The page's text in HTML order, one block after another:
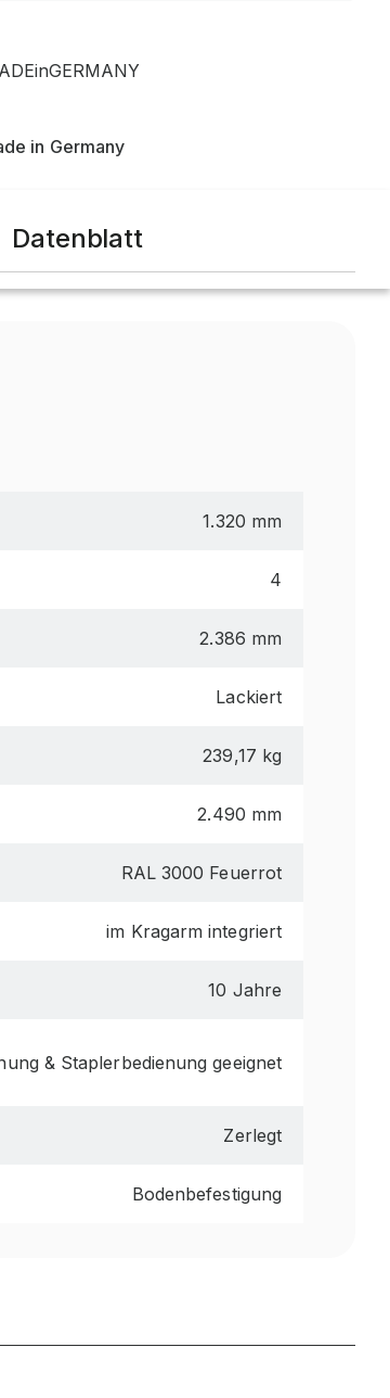
in Germany
Datenblatt
1.320 mm
4
2.386 mm
Lackiert
239,17 kg
2.490 mm
RAL 3000 Feuerrot
im Kragarm integriert
10 Jahre
& Staplerbedienung geeignet
Zerlegt
Bodenbefestigung